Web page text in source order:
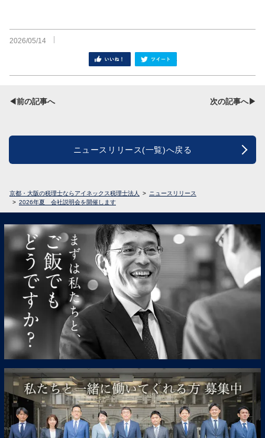
2026/05/14
シェア
◀前の記事へ 次の記事へ▶
ニュースリリース(一覧)へ戻る
京都・大阪の税理士ならアイネックス税理士法人
ニュースリリース
2026年夏 会社説明会を開催します